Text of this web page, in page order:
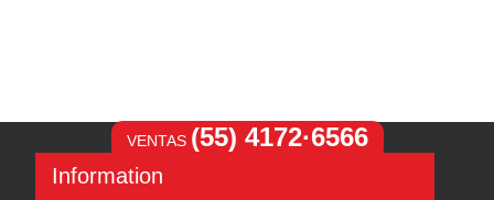
VENTAS (55) 4172·6566
Information